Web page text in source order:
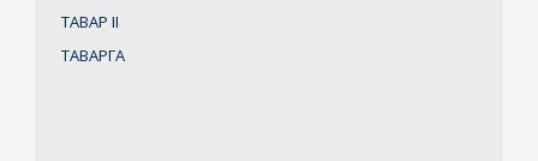
ТАВАР II
ТАВАРГА